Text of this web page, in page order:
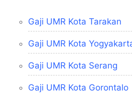
Gaji UMR Kota Tarakan
Gaji UMR Kota
Gaji UMR Kota Serang
Gaji UMR Kota Gorontalo